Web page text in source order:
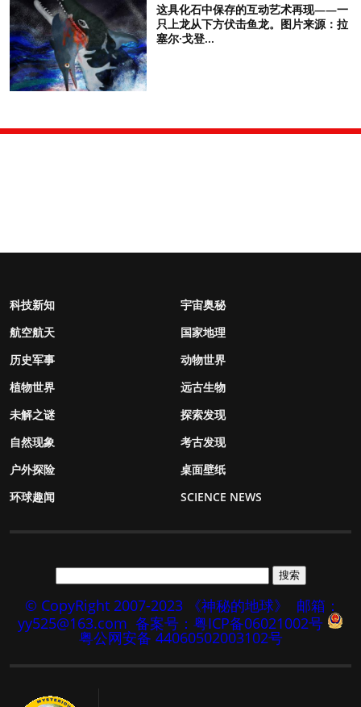
这具化石中保存的互动艺术再现——一
只上龙从下方伏击鱼龙。图片来源：拉
塞尔·戈登...
科技新知
宇宙奥秘
航空航天
国家地理
历史军事
动物世界
植物世界
远古生物
未解之谜
探索发现
自然现象
考古发现
户外探险
桌面壁纸
环球趣闻
SCIENCE NEWS
© CopyRight 2007-2023 《神秘的地球》
邮箱：
yy525@163.com 备案号：粤ICP备06021002号
粤公网安备 44060502003102号